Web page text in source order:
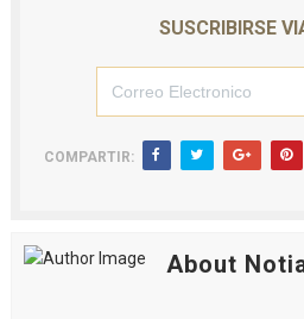
SUSCRIBIRSE
COMPARTIR:
About